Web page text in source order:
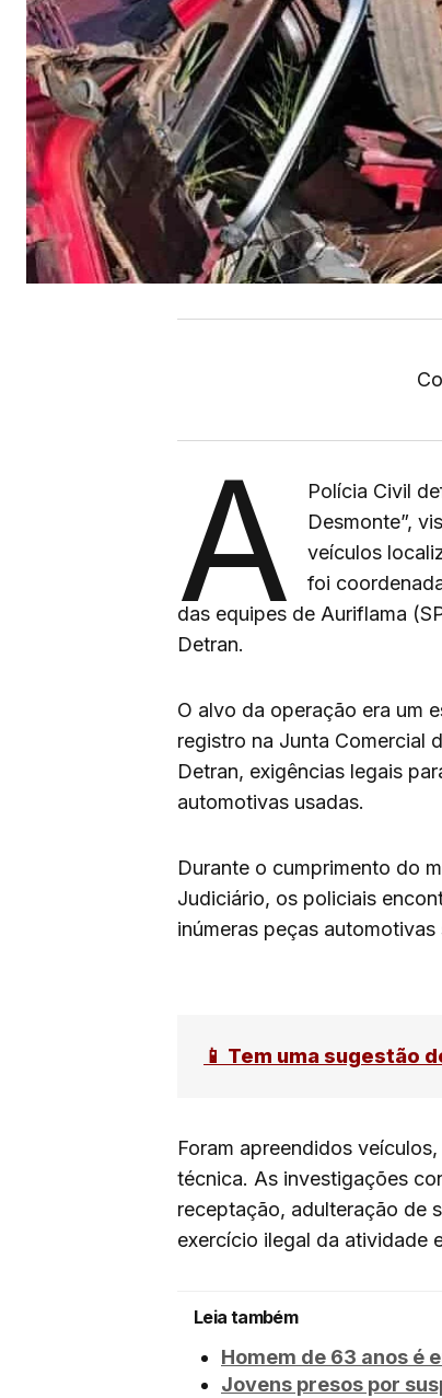
A
Polícia Civil
Desmonte”,
veículos
foi
das equipes de Auriflama
Detran.
O alvo da operação era um
registro na Junta Comercial
Detran, exigências legais
automotivas usadas.
Durante o cumprimento do
Judiciário, os policiais
inúmeras peças
📱 Tem uma sugestão
Foram apreendidos
técnica. As investigações
receptação, adulteração de
exercício ilegal da atividade
Leia também
Homem de 63 anos é
Jovens presos por